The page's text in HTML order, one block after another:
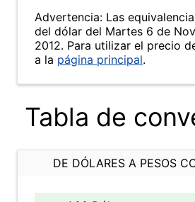
Advertencia: Las
del dólar del Martes 6 de
2012. Para utilizar el precio
a la página principal.
Tabla de
DE DÓLARES A PESOS